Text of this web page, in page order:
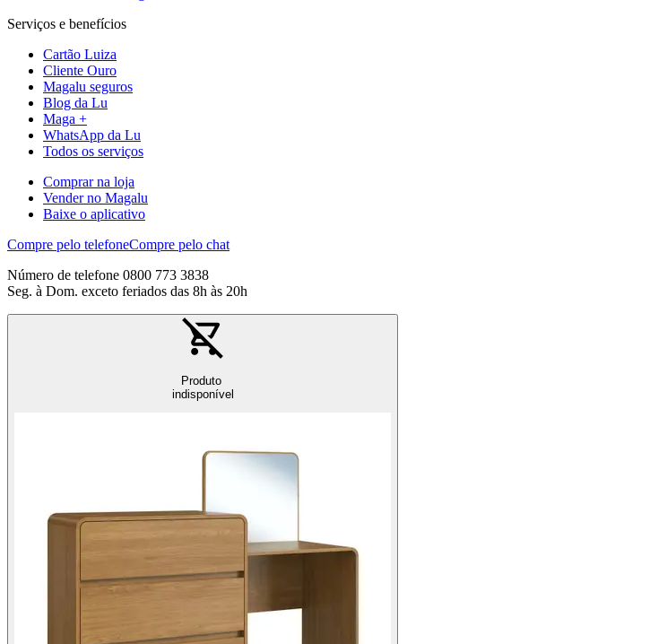
Serviços e benefícios
Cartão Luiza
Cliente Ouro
Magalu seguros
Blog da Lu
Maga +
WhatsApp da Lu
Todos os serviços
Comprar na loja
Vender no Magalu
Baixe o aplicativo
Compre pelo telefoneCompre pelo chat
Número de telefone 0800 773 3838
Seg. à Dom. exceto feriados das 8h às 20h
Produto
indisponível